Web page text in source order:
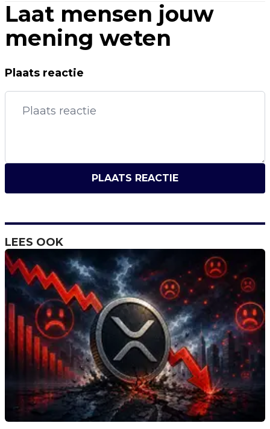
Laat mensen jouw
mening weten
Plaats reactie
PLAATS REACTIE
LEES OOK